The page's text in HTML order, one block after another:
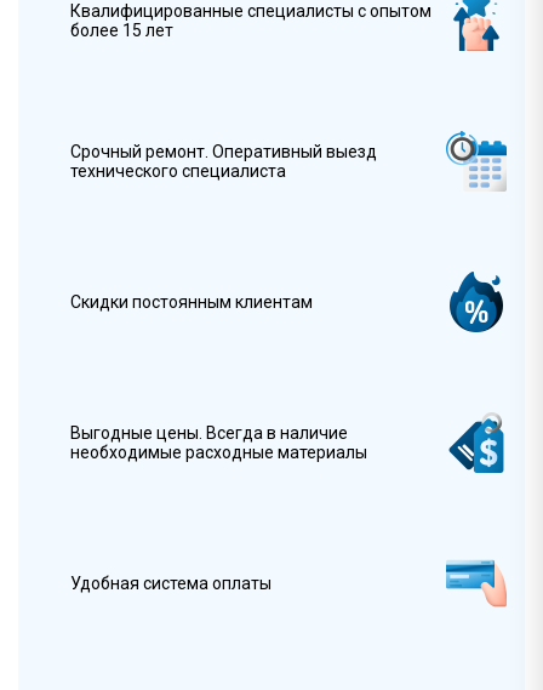
Квалифицированные специалисты с опытом
более 15 лет
Срочный ремонт. Оперативный выезд
технического специалиста
Скидки постоянным клиентам
Выгодные цены. Всегда в наличие
необходимые расходные материалы
Удобная система оплаты